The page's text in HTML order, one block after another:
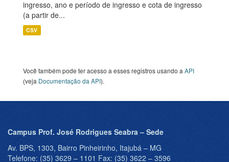
ingresso, ano e período de ingresso e cota de ingresso
(a partir de...
CSV
Você também pode ter acesso a esses registros usando a API
(veja Documentação da API).
Campus Prof. José Rodrigues Seabra – Sede
Av. BPS, 1303, Bairro Pinheirinho, Itajubá – MG
Telefone: (35) 3629 – 1101 Fax: (35) 3622 – 3596